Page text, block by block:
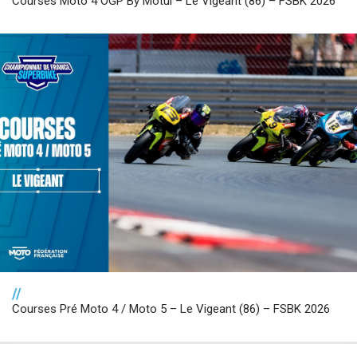
//
Courses Pré Moto 4 / Moto 5 – Le Vigeant (86) – FSBK 2026